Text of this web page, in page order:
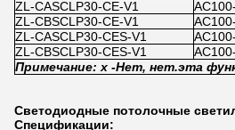
ZL-CASCLP30-CE-V1
ZL-CBSCLP30-CE-V1
ZL-CASCLP30-CES-V1
ZL-CBSCLP30-CES-V1
Примечание: x -Нет, нет.эта
Светодиодные потолочные
Спецификации: